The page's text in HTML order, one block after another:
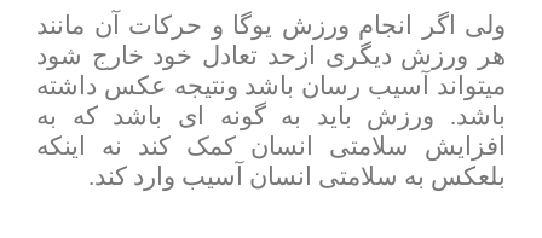
ولی اگر انجام ورزش یوگا و حرکات آن مانند
هر ورزش دیگری ازحد تعادل خود خارج شود
میتواند آسیب رسان باشد ونتیجه عکس داشته
باشد. ورزش باید به گونه ای باشد که به
افزایش سلامتی انسان کمک کند نه اینکه
بلعکس به سلامتی انسان آسیب وارد کند.